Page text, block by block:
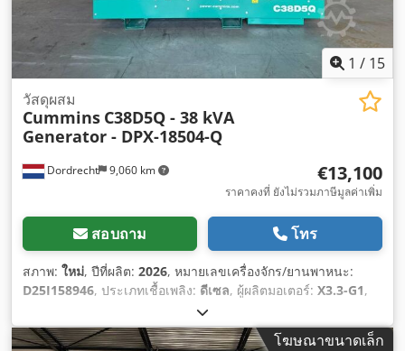
1 / 15
Dordrecht 9,060 km
วัสดุผสม
Cummins C38D5Q - 38 kVA
Generator - DPX-18504-Q
€13,100
ราคาคงที่ ยังไม่รวมภาษีมูลค่าเพิ่ม
สอบถาม โทร
สภาพ: ใหม่, ปีที่ผลิต: 2026, หมายเลขเครื่องจักร/ยานพาหนะ:
D25I158946, ประเภทเชื้อเพลิง: ดีเซล, ผู้ผลิตมอเตอร์: X3.3-G1,
โฆษณาขนาดเล็ก